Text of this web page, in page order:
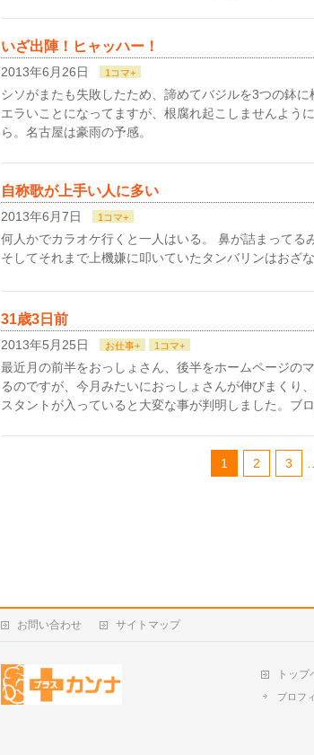
いざ出陣！ヒャッハー！
2013年6月26日 1コマ+
シソがまたも失敗したため、諦めてバジルを3つの鉢
エラいことになってますが、根腐れ起こしませんよう
ら。名古屋は豪雨の予感。
自称歌が上手い人に多い
2013年6月7日 1コマ+
何人かでカラオケ行くと一人はいる。 鼻が詰まってる
そしてそれまで上機嫌に叩いていたタンバリンはおざな
31歳3日前
2013年5月25日 お仕事+ 1コマ+
最近月の前半をおっしょさん、後半をホームページの
るのですが、今月みたいにおっしょさんが伸びまくり
スタントが入っていると大変な事が判明しました。ブ
1 2 3
お問い合わせ サイトマップ
トップ
プロフ